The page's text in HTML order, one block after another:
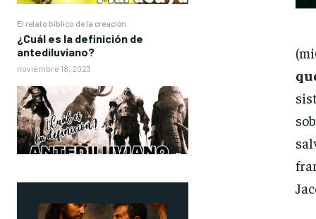
El relato bíblico de la creación
¿Cuál es la definición de
antediluviano?
noviembre 18, 2023